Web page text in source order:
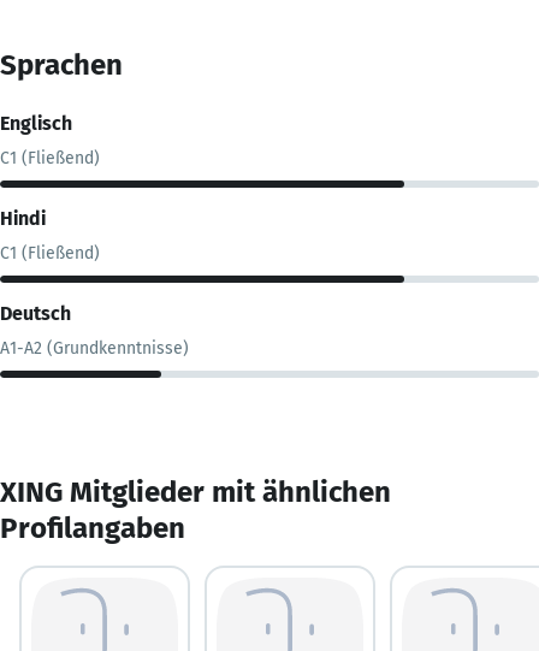
Sprachen
Englisch
C1 (Fließend)
Hindi
C1 (Fließend)
Deutsch
A1-A2 (Grundkenntnisse)
XING Mitglieder mit ähnlichen
Profilangaben